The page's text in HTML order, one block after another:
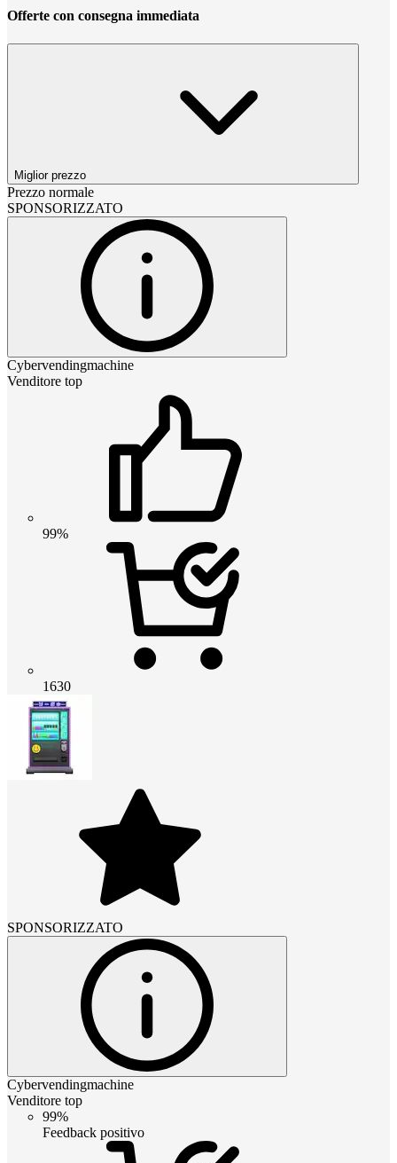
Offerte con consegna immediata
Miglior prezzo
Prezzo normale
SPONSORIZZATO
Cybervendingmachine
Venditore top
99%
1630
SPONSORIZZATO
Cybervendingmachine
Venditore top
99%
Feedback positivo